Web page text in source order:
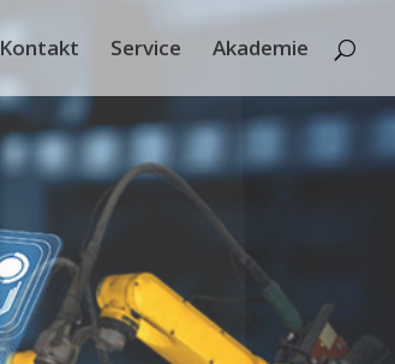
Kontakt Service Akademie